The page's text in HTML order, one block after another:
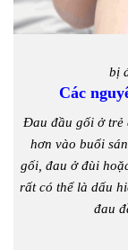
Khi gặp
bị
Các
Đau đầu gối ở trẻ
hơn vào buổi
gối, đau ở đùi
rất có thể là dấu
đau